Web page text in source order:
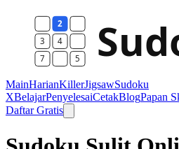
MainHarianKillerJigsawSudoku
XBelajarPenyelesaiCetakBlogPapan
Daftar Gratis